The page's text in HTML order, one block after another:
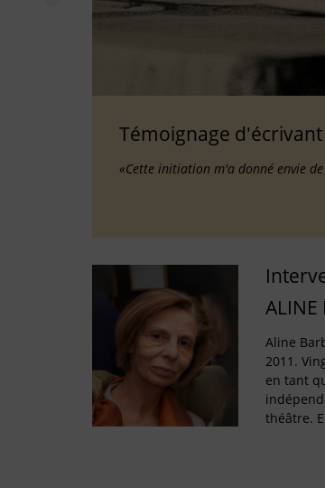
Témoignage d'écrivant
«Cette initiation m'a donné envie
ALINE
Aline
2011.
en tant
théâtre.